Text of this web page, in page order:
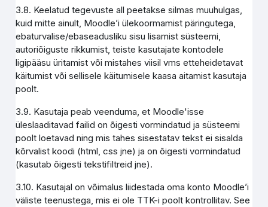
3.8. Keelatud tegevuste all peetakse silmas muuhulgas,
kuid mitte ainult, Moodle’i ülekoormamist päringutega,
ebaturvalise/ebaseadusliku sisu lisamist süsteemi,
autoriõiguste rikkumist, teiste kasutajate kontodele
ligipääsu üritamist või mistahes viisil vms etteheidetavat
käitumist või sellisele käitumisele kaasa aitamist kasutaja
poolt.
3.9. Kasutaja peab veenduma, et Moodle'isse
üleslaaditavad failid on õigesti vormindatud ja süsteemi
poolt loetavad ning mis tahes sisestatav tekst ei sisalda
kõrvalist koodi (html, css jne) ja on õigesti vormindatud
(kasutab õigesti tekstifiltreid jne).
3.10. Kasutajal on võimalus liidestada oma konto Moodle’i
väliste teenustega, mis ei ole TTK-i poolt kontrollitav. See